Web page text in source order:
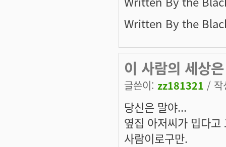
Written By the
이 사람의 세상
글쓴이: zz181321 / 작
당신은 말야...
옆집 아저씨가 밉다
사람이로구만.